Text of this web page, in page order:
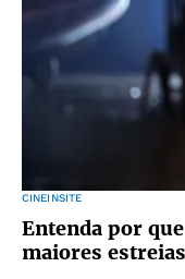
CINEINSITE
Entenda por
maiores